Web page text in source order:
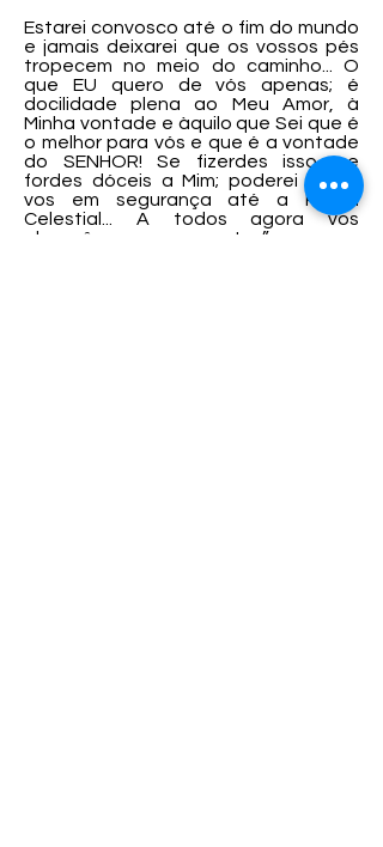
Estarei convosco até o fim do mundo
e jamais deixarei que os vossos pés
tropecem no meio do caminho... O
que EU quero de vós apenas; é
docilidade plena ao Meu Amor, à
Minha vontade e àquilo que Sei que é
o melhor para vós e que é a vontade
do SENHOR! Se fizerdes isso, se
fordes dóceis a Mim; poderei guiar-
vos em segurança até a Pátria
Celestial... A todos agora vos
abençôo generosamente...”